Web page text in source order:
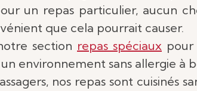
un repas particulier, aucun
que cela pourrait causer.
section repas spéciaux
environnement sans allergie à
nos repas sont cuisinés